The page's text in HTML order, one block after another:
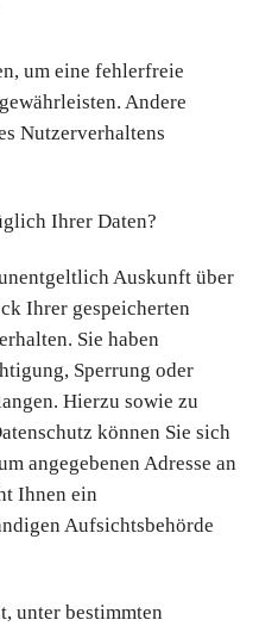
um eine fehlerfreie
Andere
Nutzerverhaltens
Ihrer Daten?
Auskunft über
Ihrer gespeicherten
Sie haben
Sperrung oder
Hierzu sowie zu
können Sie sich
angegebenen Adresse an
Ihnen ein
Aufsichtsbehörde
unter bestimmten